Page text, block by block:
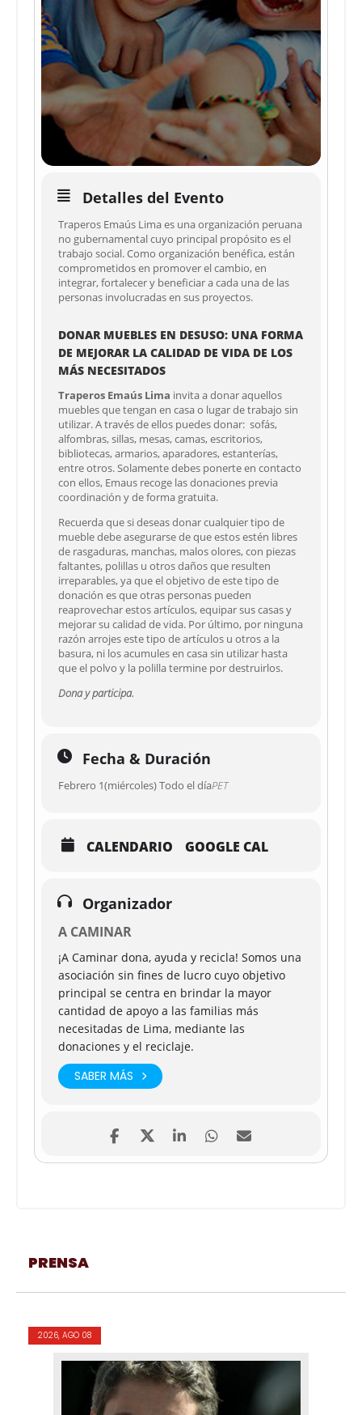
Detalles del Evento
Traperos Emaús Lima es una organización peruana
no gubernamental cuyo principal propósito es el
trabajo social. Como organización benéfica, están
comprometidos en promover el cambio, en
integrar, fortalecer y beneficiar a cada una de las
personas involucradas en sus proyectos.
DONAR MUEBLES EN DESUSO: UNA FORMA
DE MEJORAR LA CALIDAD DE VIDA DE LOS
MÁS NECESITADOS
Traperos Emaús Lima invita a donar aquellos
muebles que tengan en casa o lugar de trabajo sin
utilizar. A través de ellos puedes donar: sofás,
alfombras, sillas, mesas, camas, escritorios,
bibliotecas, armarios, aparadores, estanterías,
entre otros. Solamente debes ponerte en contacto
con ellos, Emaus recoge las donaciones previa
coordinación y de forma gratuita.
Recuerda que si deseas donar cualquier tipo de
mueble debe asegurarse de que estos estén libres
de rasgaduras, manchas, malos olores, con piezas
faltantes, polillas u otros daños que resulten
irreparables, ya que el objetivo de este tipo de
donación es que otras personas pueden
reaprovechar estos artículos, equipar sus casas y
mejorar su calidad de vida. Por último, por ninguna
razón arrojes este tipo de artículos u otros a la
basura, ni los acumules en casa sin utilizar hasta
que el polvo y la polilla termine por destruirlos.
Dona y participa.
Fecha & Duración
Febrero 1(miércoles) Todo el díaPET
CALENDARIO GOOGLE CAL
Organizador
A CAMINAR
¡A Caminar dona, ayuda y recicla! Somos una
asociación sin fines de lucro cuyo objetivo
principal se centra en brindar la mayor
cantidad de apoyo a las familias más
necesitadas de Lima, mediante las
donaciones y el reciclaje.
SABER MÁS
PRENSA
2026, AGO 08